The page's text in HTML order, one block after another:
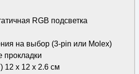
RGB подсветка
на выбор (3-pin или Molex)
прокладки
12 х 12 х 2.6 см